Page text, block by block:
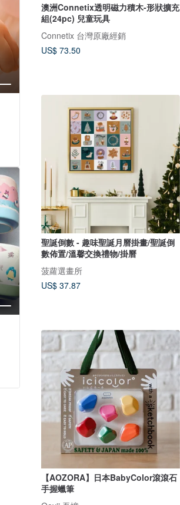
澳洲Connetix透明磁力積木-形狀擴充
組(24pc) 兒童玩具
Connetix 台灣原廠經銷
US$ 73.50
聖誕倒數 - 趣味聖誕月曆掛畫/聖誕倒
數佈置/溫馨交換禮物/掛曆
菠蘿選畫所
US$ 37.87
【AOZORA】日本BabyColor滾滾石
手握蠟筆